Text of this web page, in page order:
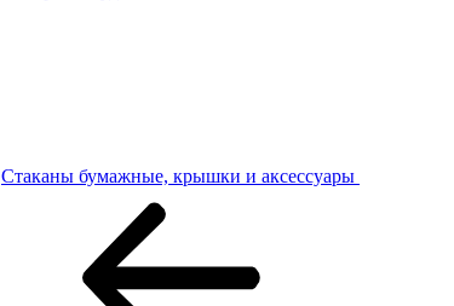
Стаканы бумажные, крышки и аксессуары